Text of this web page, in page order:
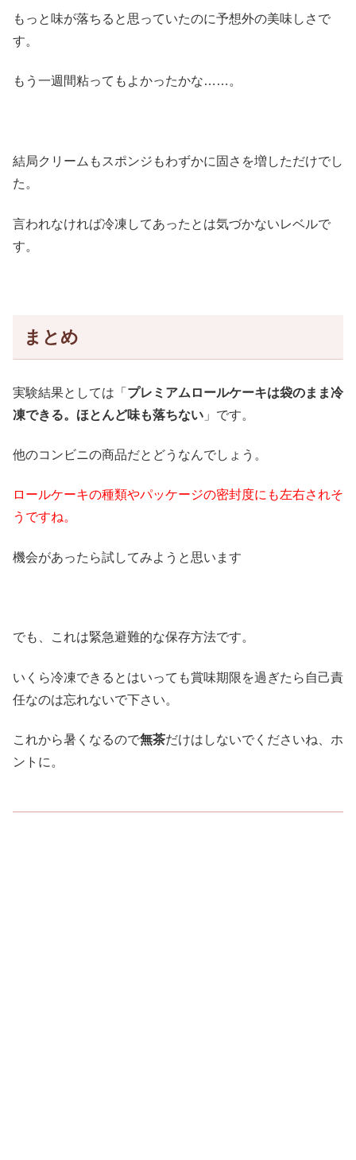
もっと味が落ちると思っていたのに予想外の美味しさで
す。
もう一週間粘ってもよかったかな……。
結局クリームもスポンジもわずかに固さを増しただけでし
た。
言われなければ冷凍してあったとは気づかないレベルで
す。
まとめ
実験結果としては「 プレミアムロールケーキは袋のまま冷
凍できる。ほとんど味も落ちない 」です。
他のコンビニの商品だとどうなんでしょう。
ロールケーキの種類やパッケージの密封度にも左右されそ
うですね。
機会があったら試してみようと思います
でも、これは緊急避難的な保存方法です。
いくら冷凍できるとはいっても賞味期限を過ぎたら自己責
任なのは忘れないで下さい。
これから暑くなるので無茶だけはしないでくださいね、ホ
ントに。